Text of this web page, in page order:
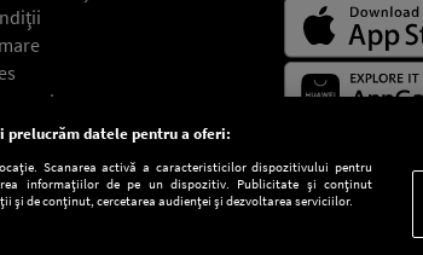
datele pentru a oferi:
Scanarea activă a caracteristicilor dispozitivului pentru
informațiilor de pe un dispozitiv. Publicitate și conținut
și de conținut, cercetarea audienței și dezvoltarea serviciilor.